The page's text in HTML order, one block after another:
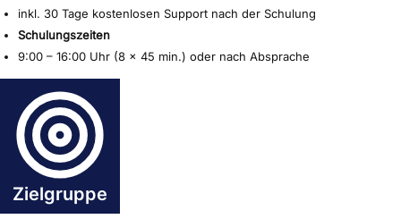
inkl. 30 Tage kostenlosen Support nach der Schulung
Schulungszeiten
9:00 – 16:00 Uhr (8 x 45 min.) oder nach Absprache
Zielgruppe